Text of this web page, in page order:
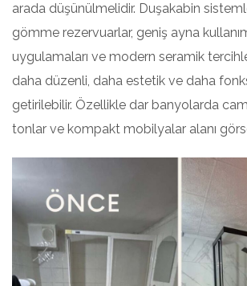
arada düşünülmelidir. Duşakabin
gömme rezervuarlar, geniş ayna
uygulamaları ve modern seramik
daha düzenli, daha estetik ve daha
getirilebilir. Özellikle dar banyolarda
tonlar ve kompakt mobilyalar alanı